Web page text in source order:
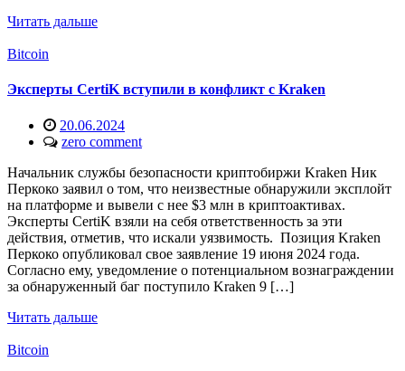
Читать дальше
Bitcoin
Эксперты CertiK вступили в конфликт с Kraken
20.06.2024
zero comment
Начальник службы безопасности криптобиржи Kraken Ник
Перкоко заявил о том, что неизвестные обнаружили эксплойт
на платформе и вывели с нее $3 млн в криптоактивах.
Эксперты CertiK взяли на себя ответственность за эти
действия, отметив, что искали уязвимость. Позиция Kraken
Перкоко опубликовал свое заявление 19 июня 2024 года.
Согласно ему, уведомление о потенциальном вознаграждении
за обнаруженный баг поступило Kraken 9 […]
Читать дальше
Bitcoin